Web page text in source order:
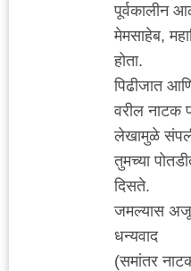
पूर्वकालीन
मेमसाहेब,
होता.
पिढीजात
वरील नाटक
लेखामुळे
तुमच्या
दिसते.
जमल्यास
धन्यवाद
(समांतर